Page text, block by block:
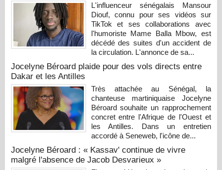
L'influenceur sénégalais Mansour
Diouf, connu pour ses vidéos sur
TikTok et ses collaborations avec
l'humoriste Mame Balla Mbow, est
décédé des suites d'un accident de
la circulation. L'annonce de sa...
Jocelyne Béroard plaide pour des vols directs entre
Dakar et les Antilles
Très attachée au Sénégal, la
chanteuse martiniquaise Jocelyne
Béroard souhaite un rapprochement
concret entre l'Afrique de l'Ouest et
les Antilles. Dans un entretien
accordé à Seneweb, l'icône de...
Jocelyne Béroard : « Kassav' continue de vivre
malgré l'absence de Jacob Desvarieux »